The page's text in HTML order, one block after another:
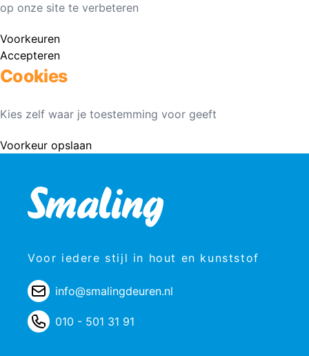
op onze site te verbeteren
Voorkeuren
Accepteren
Cookies
Kies zelf waar je toestemming voor geeft
Voorkeur opslaan
Voor iedere stijl in hout en kunststof
info@smalingdeuren.nl
010 - 501 31 91